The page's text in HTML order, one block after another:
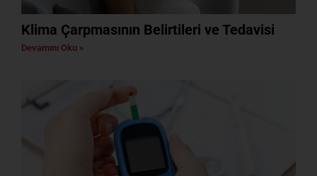
Klima Çarpmasının Belirtileri ve Tedavisi
Devamını Oku »